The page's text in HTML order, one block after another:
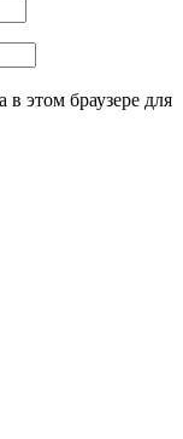
этом браузере для